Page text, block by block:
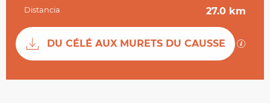
Distancia 27.0 km
Documentación
DU CÉLÉ AUX MURETS DU CAUSSE Los